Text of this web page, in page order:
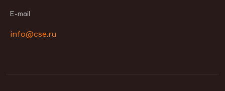
E-mail
info@cse.ru